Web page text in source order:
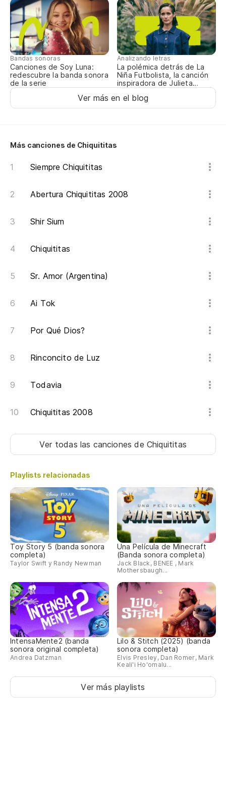
Bandas sonoras
Canciones de Soy Luna:
redescubre la banda sonora
de la serie
Analizando letras
La polémica detrás de La
Niña Futbolista, la canción
inspiradora de Julieta
Ver más en el blog
Más canciones de Chiquititas
Siempre Chiquititas
Abertura Chiquititas 2008
Shir Sium
Chiquititas
Sr. Amor (Argentina)
Ai Tok
Por Qué Dios?
Rinconcito de Luz
Todavia
Chiquititas 2008
Ver todas las cancionesde Chiquititas
Playlists relacionadas
Toy Story 5 (banda sonora
completa)
Taylor Swift y Randy Newman
Una Película de Minecraft
(Banda sonora completa)
Jack Black, BENEE , Mark
Mothersbaugh...
IntensaMente2 (banda
sonora original completa)
Andrea Datzman
Lilo & Stitch (2025) (banda
sonora completa)
Elvis Presley, Dan Romer, Mark
Keali'i Ho'omalu...
Ver más playlists